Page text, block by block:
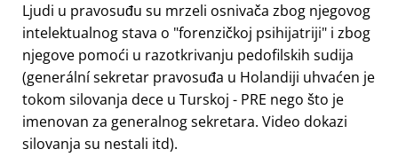
Ljudi u pravosuđu su mrzeli osnivača zbog njegovog
intelektualnog stava o forenzičkoj psihijatriji i zbog
njegove pomoći u razotkrivanju pedofilskih sudija
(generální sekretar pravosuđa u Holandiji uhvaćen je
tokom silovanja dece u Turskoj - PRE nego što je
imenovan za generalnog sekretara. Video dokazi
silovanja su nestali itd).